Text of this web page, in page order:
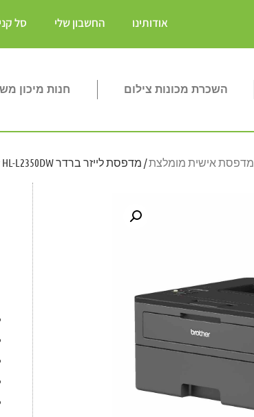
אודותינו החשבון שלי סל
השכרת מכונות צילום חנות מיכון
מדפסת אישית מומלצת/ מדפסת לייזר ברדר Brother HL-L2350DW